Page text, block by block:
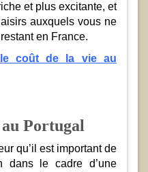
et plus excitante, et
auxquels vous ne
en France.
le coût de la vie au
au Portugal
qu’il est important de
dans le cadre d’une